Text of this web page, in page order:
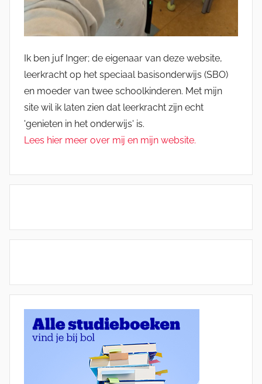
Ik ben juf Inger; de eigenaar van deze website,
leerkracht op het speciaal basisonderwijs (SBO)
en moeder van twee schoolkinderen. Met mijn
site wil ik laten zien dat leerkracht zijn echt
'genieten in het onderwijs' is.
Lees hier meer over mij en mijn website.